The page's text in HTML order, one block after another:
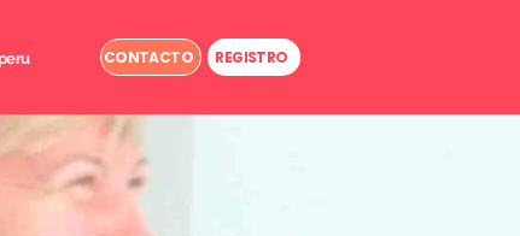
CONTACTO REGISTRO